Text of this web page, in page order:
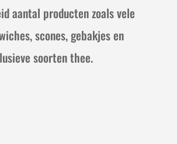
aantal producten zoals vele
scones, gebakjes en
soorten thee.